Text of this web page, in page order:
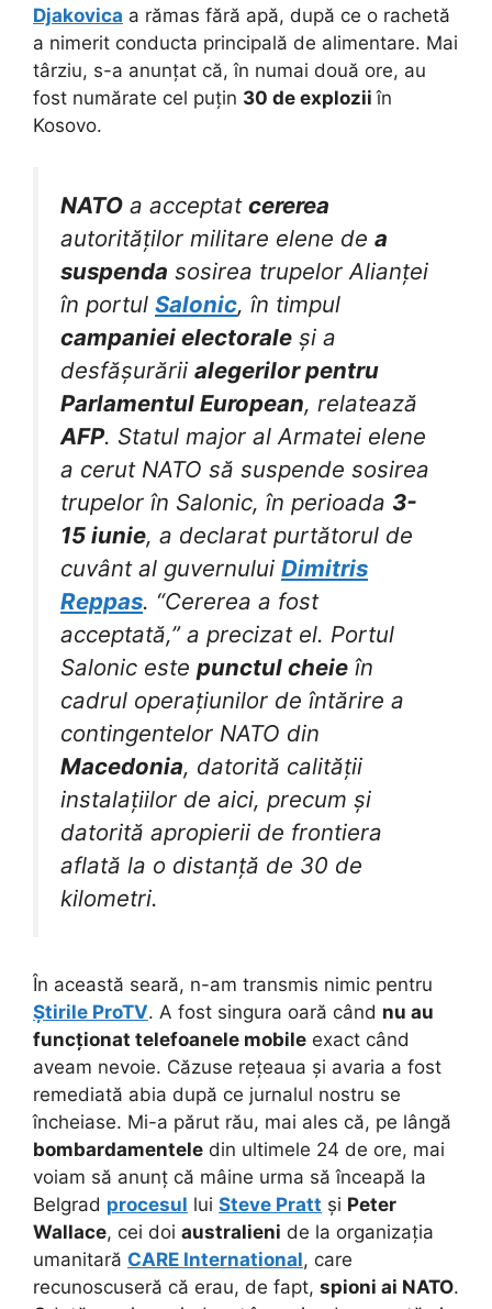
Djakovica a rămas fără apă, după ce o rachetă
a nimerit conducta principală de alimentare. Mai
târziu, s-a anunțat că, în numai două ore, au
fost numărate cel puțin 30 de exploziiîn
Kosovo.
NATO a acceptat cererea
autorităților militare elene de a
suspenda sosirea trupelor Alianței
în portul Salonic, în timpul
campaniei electorale și a
desfășurării alegerilor pentru
Parlamentul European, relatează
AFP. Statul major al Armatei elene
a cerut NATO să suspende sosirea
trupelor în Salonic, în perioada 3-
15 iunie, a declarat purtătorul de
cuvânt al guvernului Dimitris
Reppas. “Cererea a fost
acceptată,” a precizat el. Portul
Salonic este punctul cheie în
cadrul operațiunilor de întărire a
contingentelor NATO din
Macedonia, datorită calității
instalațiilor de aici, precum și
datorită apropierii de frontiera
aflată la o distanță de 30 de
kilometri.
În această seară, n-am transmis nimic pentru
Știrile ProTV. A fost singura oară când nu au
funcționat telefoanele mobile exact când
aveam nevoie. Căzuse rețeaua și avaria a fost
remediată abia după ce jurnalul nostru se
încheiase. Mi-a părut rău, mai ales că, pe lângă
bombardamentele din ultimele 24 de ore, mai
voiam să anunț că mâine urma să înceapă la
Belgrad procesul lui Steve Pratt și Peter
Wallace, cei doi australieni de la organizația
umanitară CARE International, care
recunoscuseră că erau, de fapt, spioni ai NATO.